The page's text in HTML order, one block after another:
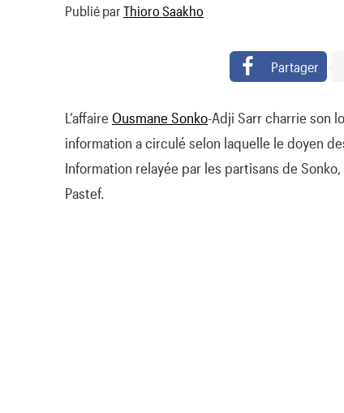
Publié par Thioro Saakho
Partager
L’affaire Ousmane Sonko-Adji Sarr charrie son
information a circulé selon laquelle le doyen
Information relayée par les partisans de
Pastef.